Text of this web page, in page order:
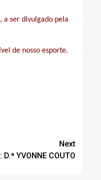
a ser divulgado pela
de nosso esporte.
Next
D.ª YVONNE COUTO